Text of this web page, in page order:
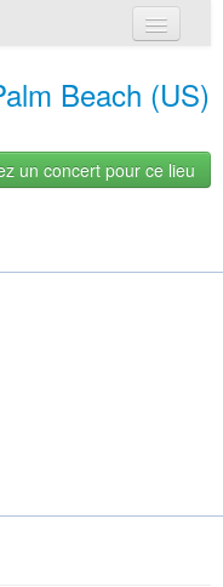
Beach (US)
un concert pour ce lieu